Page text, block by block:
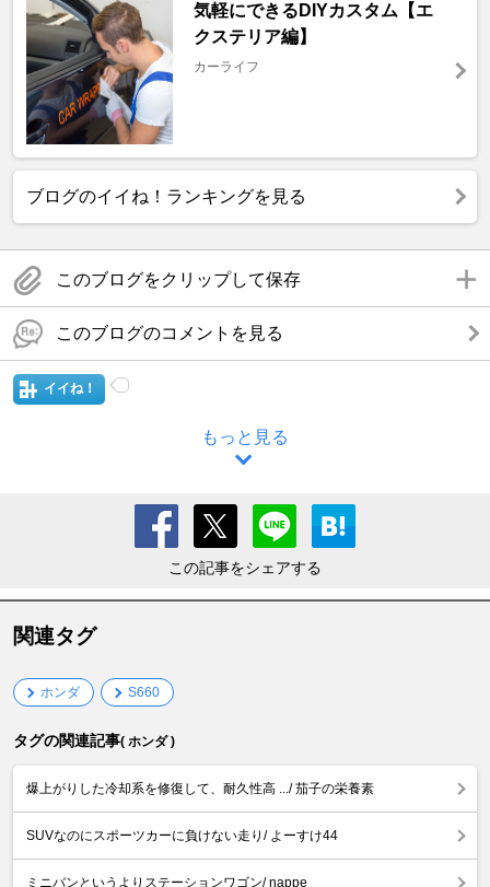
気軽にできるDIYカスタム【エ
クステリア編】
カーライフ
ブログのイイね！ランキングを見る
このブログをクリップして保存
このブログのコメントを見る
イイね！
もっと見る
この記事をシェアする
関連タグ
ホンダ S660
タグの関連記事( ホンダ )
爆上がりした冷却系を修復して、耐久性高 .../ 茄子の栄養素
SUVなのにスポーツカーに負けない走り/ よーすけ44
ミニバンというよりステーションワゴン/ nappe